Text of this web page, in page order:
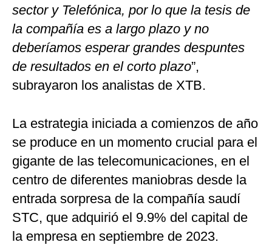
sector y Telefónica, por lo que la tesis de
la compañía es a largo plazo y no
deberíamos esperar grandes despuntes
de resultados en el corto plazo”,
subrayaron los analistas de XTB.
La estrategia iniciada a comienzos de año
se produce en un momento crucial para el
gigante de las telecomunicaciones, en el
centro de diferentes maniobras desde la
entrada sorpresa de la compañía saudí
STC, que adquirió el 9.9% del capital de
la empresa en septiembre de 2023.